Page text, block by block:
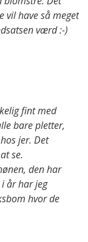
vil have så meget
værd :-)
fint med
bare pletter,
jer. Det
se.
den har
år har jeg
hvor de